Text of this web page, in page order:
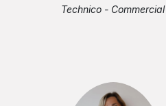
Technico - Commercial